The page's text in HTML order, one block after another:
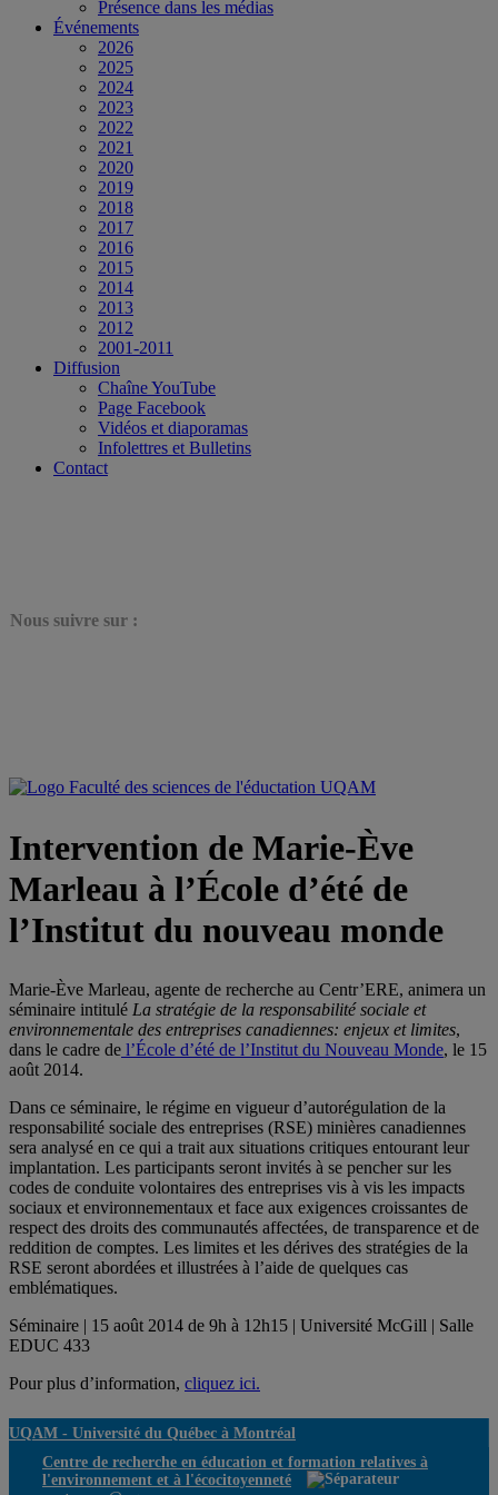
Présence dans les médias
Événements
2026
2025
2024
2023
2022
2021
2020
2019
2018
2017
2016
2015
2014
2013
2012
2001-2011
Diffusion
Chaîne YouTube
Page Facebook
Vidéos et diaporamas
Infolettres et Bulletins
Contact
Nous suivre sur :
Intervention de Marie-Ève
Marleau à l’École d’été de
l’Institut du nouveau monde
Marie-Ève Marleau, agente de recherche au Centr’ERE, animera un
séminaire intitulé La stratégie de la responsabilité sociale et
environnementale des entreprises canadiennes: enjeux et limites,
dans le cadre de l’École d’été de l’Institut du Nouveau Monde, le 15
août 2014.
Dans ce séminaire, le régime en vigueur d’autorégulation de la
responsabilité sociale des entreprises (RSE) minières canadiennes
sera analysé en ce qui a trait aux situations critiques entourant leur
implantation. Les participants seront invités à se pencher sur les
codes de conduite volontaires des entreprises vis à vis les impacts
sociaux et environnementaux et face aux exigences croissantes de
respect des droits des communautés affectées, de transparence et de
reddition de comptes. Les limites et les dérives des stratégies de la
RSE seront abordées et illustrées à l’aide de quelques cas
emblématiques.
Séminaire | 15 août 2014 de 9h à 12h15 | Université McGill | Salle
EDUC 433
Pour plus d’information, cliquez ici.
UQAM - Université du Québec à Montréal
Centre de recherche en éducation et formation relatives à
l'environnement et à l'écocitoyenneté